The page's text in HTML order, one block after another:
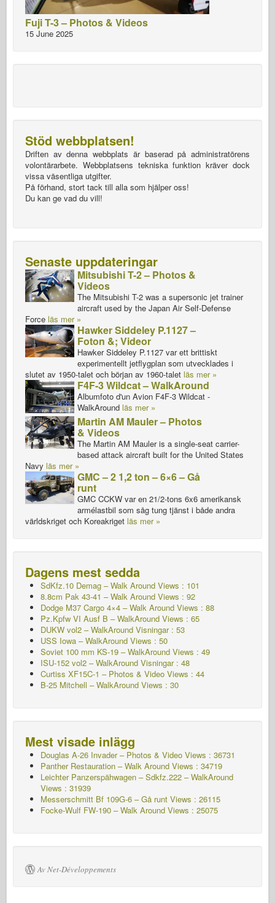
Fuji T-3 – Photos & Videos
15 June 2025
Stöd webbplatsen!
Driften av denna webbplats är baserad på administratörens
volontärarbete. Webbplatsens tekniska funktion kräver dock
vissa väsentliga utgifter.
På förhand, stort tack till alla som hjälper oss!
Du kan ge vad du vill!
Senaste uppdateringar
Mitsubishi T-2 – Photos &
Videos
The Mitsubishi T-2 was a supersonic jet trainer
aircraft used by the Japan Air Self-Defense
Force läs mer »
Hawker Siddeley P.1127 –
Foton &; Videor
Hawker Siddeley P.1127 var ett brittiskt
experimentellt jetflygplan som utvecklades i
slutet av 1950-talet och början av 1960-talet läs mer »
F4F-3 Wildcat – WalkAround
Albumfoto d'un Avion F4F-3 Wildcat -
WalkAround läs mer »
Martin AM Mauler – Photos
& Videos
The Martin AM Mauler is a single-seat carrier-
based attack aircraft built for the United States
Navy läs mer »
GMC – 2 1,2 ton – 6×6 – Gå
runt
GMC CCKW var en 21/2-tons 6x6 amerikansk
armélastbil som såg tung tjänst i både andra
världskriget och Koreakriget läs mer »
Dagens mest sedda
SdKfz.10 Demag – Walk Around Views : 101
8.8cm Pak 43-41 – Walk Around Views : 92
Dodge M37 Cargo 4×4 – Walk Around Views : 88
Pz.Kpfw VI Ausf B – WalkAround Views : 65
DUKW vol2 – WalkAround Visningar : 53
USS Iowa – WalkAround Views : 50
Soviet 100 mm KS-19 – WalkAround Views : 49
ISU-152 vol2 – WalkAround Visningar : 48
Curtiss XF15C-1 – Photos & Video Views : 44
B-25 Mitchell – WalkAround Views : 30
Mest visade inlägg
Douglas A-26 Invader – Photos & Video Views : 36731
Panther Restauration – Walk Around Views : 34719
Leichter Panzerspähwagen – Sdkfz.222 – WalkAround
Views : 31939
Messerschmitt Bf 109G-6 – Gå runt Views : 26115
Focke-Wulf FW-190 – Walk Around Views : 25075
Av Net-Développements